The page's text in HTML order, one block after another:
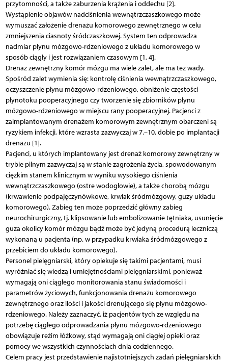
przytomności, a także zaburzenia krążenia i oddechu [2].
Wystąpienie objawów nadciśnienia wewnątrzczaszkowego może
wymuszać założenie drenażu komorowego zewnętrznego w celu
zmniejszenia ciasnoty śródczaszkowej. System ten odprowadza
nadmiar płynu mózgowo-rdzeniowego z układu komorowego w
sposób ciągły i jest rozwiązaniem czasowym [1, 4].
Drenaż zewnętrzny komór mózgu ma wiele zalet, ale ma też wady.
Spośród zalet wymienia się: kontrolę ciśnienia wewnątrzczaszkowego,
oczyszczenie płynu mózgowo-rdzeniowego, obniżenie częstości
płynotoku pooperacyjnego czy tworzenie się zbiorników płynu
mózgowo-rdzeniowego w miejscu rany pooperacyjnej. Pacjenci z
zaimplantowanym drenażem komorowym zewnętrznym obarczeni są
ryzykiem infekcji, które wzrasta zazwyczaj w 7.–10. dobie po implantacji
drenażu [1].
Pacjenci, u których implantowany jest drenaż komorowy zewnętrzny w
trybie pilnym zazwyczaj są w stanie zagrożenia życia, spowodowanym
ciężkim stanem klinicznym w wyniku wysokiego ciśnienia
wewnątrzczaszkowego (ostre wodogłowie), a także chorobą mózgu
(krwawienie podpajęczynówkowe, krwiak śródmózgowy, guzy układu
komorowego). Zabieg ten może poprzedzić główny zabieg
neurochirurgiczny, tj. klipsowanie lub embolizowanie tętniaka, usunięcie
guza okolicy komór mózgu bądź może być jedyną procedurą leczniczą
wykonaną u pacjenta (np. w przypadku krwiaka śródmózgowego z
przebiciem do układu komorowego).
Personel pielęgniarski, który opiekuje się takimi pacjentami, musi
wyróżniać się wiedzą i umiejętnościami pielęgniarskimi, ponieważ
wymagają oni ciągłego monitorowania stanu świadomości i
parametrów życiowych, funkcjonowania drenażu komorowego
zewnętrznego oraz ilości i jakości drenującego się płynu mózgowo-
rdzeniowego. Należy zaznaczyć, iż pacjentów tych ze względu na
potrzebę ciągłego odprowadzania płynu mózgowo-rdzeniowego
obowiązuje reżim łóżkowy, stąd wymagają oni ciągłej opieki oraz
pomocy we wszystkich czynnościach dnia codziennego.
Celem pracy jest przedstawienie najistotniejszych zadań pielęgniarskich